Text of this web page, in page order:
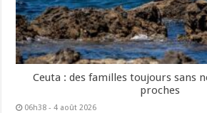
Ceuta : des familles toujours sans
proches
06h38 - 4 août 2026